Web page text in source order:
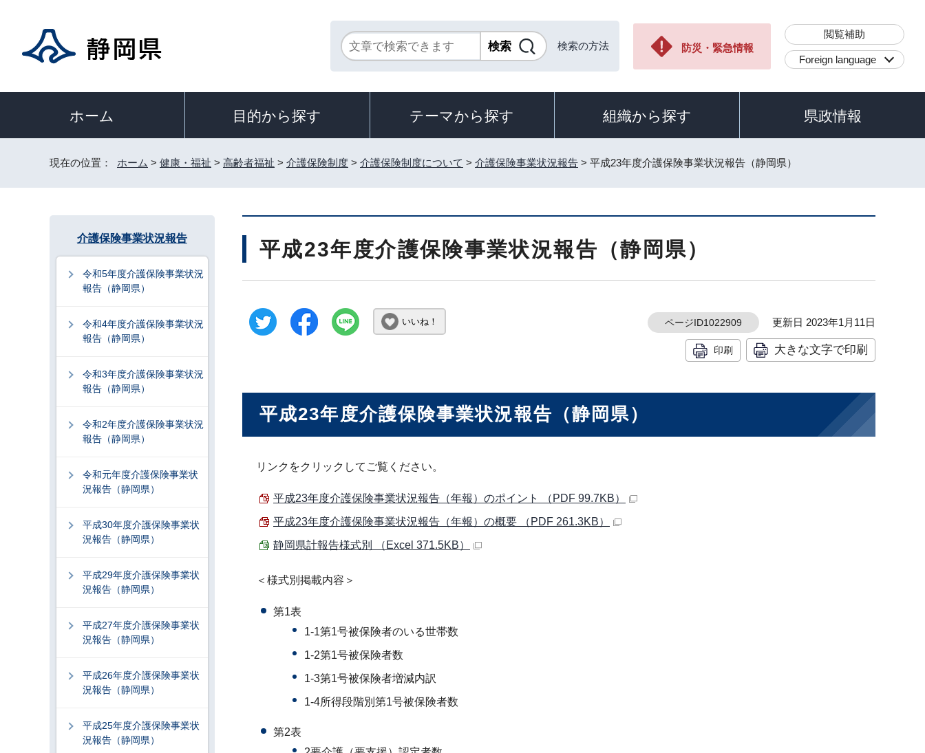
検索の方法 防災・緊急情報
閲覧補助
Foreign language
ホーム 目的から探す テーマから探す 組織から探す 県政情報
現在の位置： ホーム > 健康・福祉 > 高齢者福祉 > 介護保険制度 > 介護保険制度について > 介護保険事業状況報告 > 平成23年度介護保険事業状況報告（静岡県）
平成23年度介護保険事業状況報告（静岡県）
いいね！ ページID1022909 更新日 2023年1月11日
印刷 大きな文字で印刷
平成23年度介護保険事業状況報告（静岡県）
リンクをクリックしてご覧ください。
平成23年度介護保険事業状況報告（年報）のポイント （PDF 99.7KB）
平成23年度介護保険事業状況報告（年報）の概要 （PDF 261.3KB）
静岡県計報告様式別 （Excel 371.5KB）
＜様式別掲載内容＞
第1表
1-1第1号被保険者のいる世帯数
1-2第1号被保険者数
1-3第1号被保険者増減内訳
1-4所得段階別第1号被保険者数
第2表
介護保険事業状況報告
令和5年度介護保険事業状況
報告（静岡県）
令和4年度介護保険事業状況
報告（静岡県）
令和3年度介護保険事業状況
報告（静岡県）
令和2年度介護保険事業状況
報告（静岡県）
令和元年度介護保険事業状
況報告（静岡県）
平成30年度介護保険事業状
況報告（静岡県）
平成29年度介護保険事業状
況報告（静岡県）
平成27年度介護保険事業状
況報告（静岡県）
平成26年度介護保険事業状
況報告（静岡県）
平成25年度介護保険事業状
況報告（静岡県）